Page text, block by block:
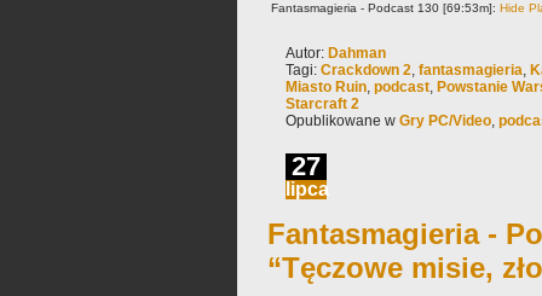
Fantasmagieria - Podcast 130 [69:53m]: Hide
Autor: Dahman
Tagi: Crackdown 2, fantasmagieria,
Miasto Ruin, podcast, Powstanie
Starcraft 2
Opublikowane w Gry PC/Video,
27
lipca
Fantasmagieria -
“Tęczowe misie,